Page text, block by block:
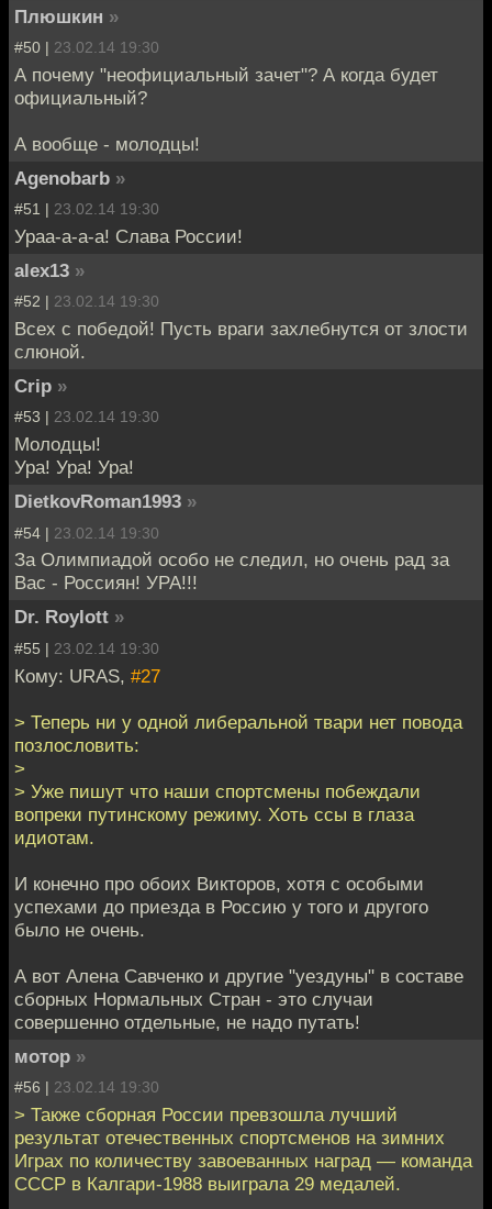
Плюшкин »
#50 | 23.02.14 19:30
А почему "неофициальный зачет"? А когда будет
официальный?
А вообще - молодцы!
Agenobarb »
#51 | 23.02.14 19:30
Ураа-а-а-а! Слава России!
alex13 »
#52 | 23.02.14 19:30
Всех с победой! Пусть враги захлебнутся от злости
слюной.
Crip »
#53 | 23.02.14 19:30
Молодцы!
Ура! Ура! Ура!
DietkovRoman1993 »
#54 | 23.02.14 19:30
За Олимпиадой особо не следил, но очень рад за
Вас - Россиян! УРА!!!
Dr. Roylott »
#55 | 23.02.14 19:30
Кому: URAS, #27
> Теперь ни у одной либеральной твари нет повода
позлословить:
>
> Уже пишут что наши спортсмены побеждали
вопреки путинскому режиму. Хоть ссы в глаза
идиотам.
И конечно про обоих Викторов, хотя с особыми
успехами до приезда в Россию у того и другого
было не очень.
А вот Алена Савченко и другие "уездуны" в составе
сборных Нормальных Стран - это случаи
совершенно отдельные, не надо путать!
мотор »
#56 | 23.02.14 19:30
> Также сборная России превзошла лучший
результат отечественных спортсменов на зимних
Играх по количеству завоеванных наград — команда
СССР в Калгари-1988 выиграла 29 медалей.